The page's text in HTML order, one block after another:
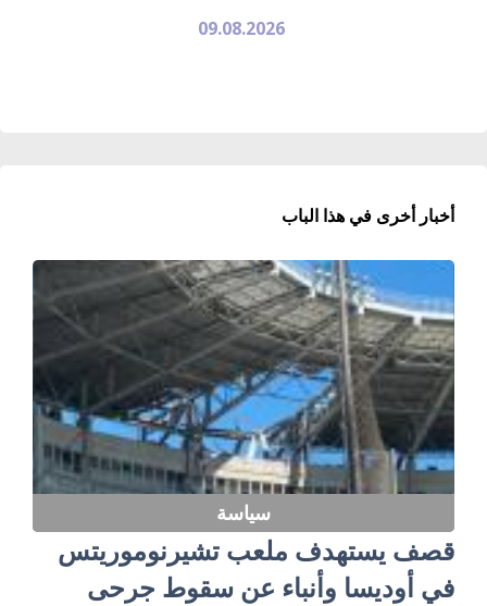
09.08.2026
أخبار أخرى في هذا الباب
سياسة
قصف يستهدف ملعب تشيرنوموريتس
في أوديسا وأنباء عن سقوط جرحى